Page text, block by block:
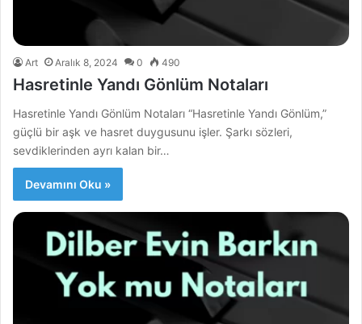
Art Aralık 8, 2024 0 490
Hasretinle Yandı Gönlüm Notaları
Hasretinle Yandı Gönlüm Notaları “Hasretinle Yandı Gönlüm,”
güçlü bir aşk ve hasret duygusunu işler. Şarkı sözleri,
sevdiklerinden ayrı kalan bir…
Devamını Oku »